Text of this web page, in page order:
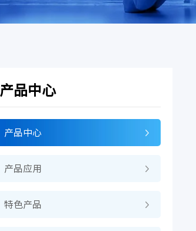
产品中心
产品中心
产品应用
特色产品